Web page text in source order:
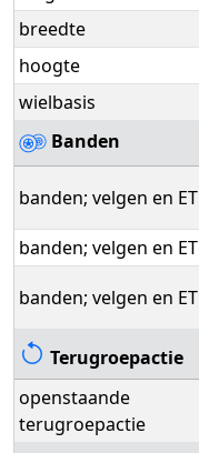
breedte
hoogte
wielbasis
Banden
banden; velgen en ET
banden; velgen en ET
banden; velgen en ET
Terugroepactie
openstaande
terugroepactie